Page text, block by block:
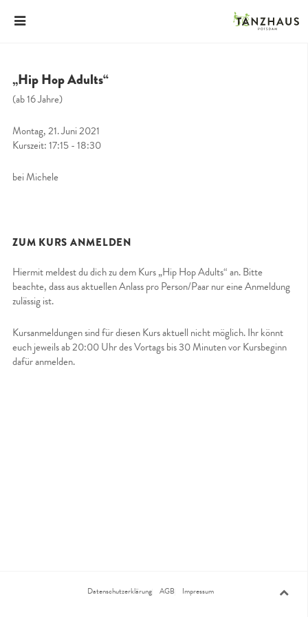
„Hip Hop Adults“
(ab 16 Jahre)
Montag, 21. Juni 2021
Kurszeit: 17:15 - 18:30
bei Michele
ZUM KURS ANMELDEN
Hiermit meldest du dich zu dem Kurs „Hip Hop Adults“ an. Bitte
beachte, dass aus aktuellen Anlass pro Person/Paar nur eine Anmeldung
zulässig ist.
Kursanmeldungen sind für diesen Kurs aktuell nicht möglich. Ihr könnt
euch jeweils ab 20:00 Uhr des Vortags bis 30 Minuten vor Kursbeginn
dafür anmelden.
Datenschutzerklärung AGB Impressum